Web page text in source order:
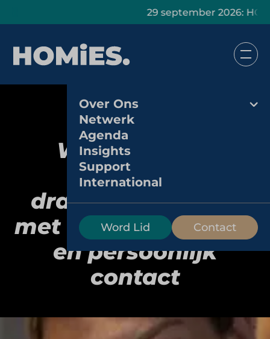
29 september 2026: HOMiES
Over Ons
Netwerk
Agenda
Insights
Support
International
Word Lid Contact
Terborgse
Wijncentrale:
regionale
drankenspecialist
met focus op service
en persoonlijk
contact